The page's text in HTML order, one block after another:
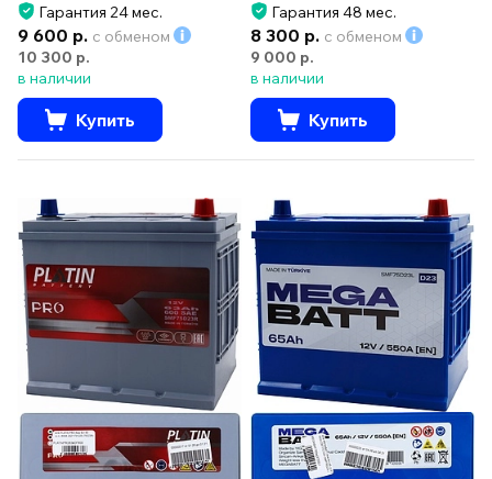
Гарантия 24 мес.
9 600 р. с обменом
10 300 р.
в наличии
Купить
Гарантия 48 мес.
8 300 р. с обменом
9 000 р.
в наличии
Купить